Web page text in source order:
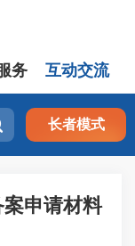
务 互动交流
长者模式
申请材料